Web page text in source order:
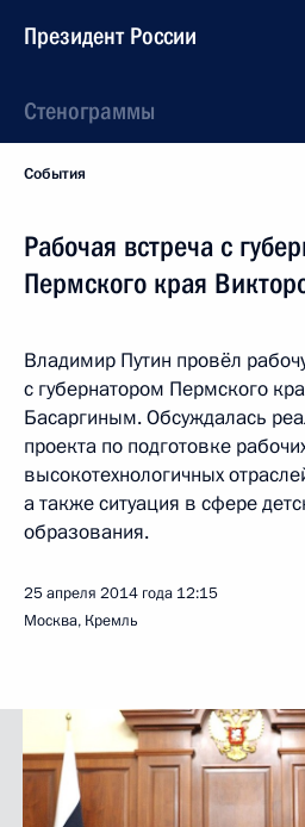
Президент России
Стенограммы
События
Рабочая встреча с
Пермского края
Владимир Путин провёл
с губернатором Пермского
Басаргиным. Обсуждалась
проекта по подготовке
высокотехнологичных
а также ситуация в сфере
образования.
25 апреля 2014 года 12:15
Москва, Кремль